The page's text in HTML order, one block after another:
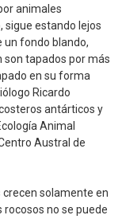
animales
sigue estando lejos
un fondo blando,
son tapados por más
en su forma
Ricardo
antárticos y
Animal
Austral de
crecen solamente en
rocosos no se puede